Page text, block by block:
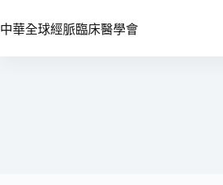
中華全球經脈臨床醫學會